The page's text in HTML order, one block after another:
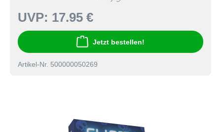
UVP: 17.95 €
Jetzt bestellen!
Artikel-Nr. 500000050269